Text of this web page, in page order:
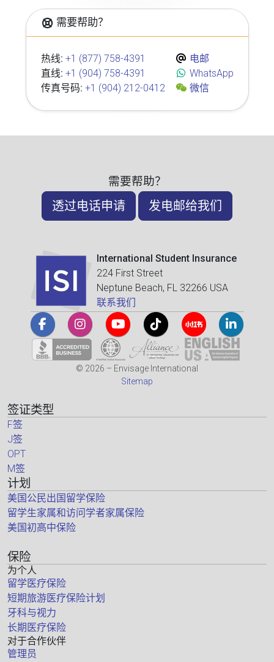
需要帮助？
热线: +1 (877) 758-4391
直线: +1 (904) 758-4391
传真号码: +1 (904) 212-0412
电邮
WhatsApp
微信
需要帮助？
透过电话申请 发电邮给我们
International Student Insurance
224 First Street
Neptune Beach, FL 32266 USA
联系我们
© 2026 – Envisage International
Sitemap
签证类型
F签
J签
OPT
M签
计划
美国公民出国留学保险
留学生家属和访问学者家属保险
美国初高中保险
保险
为个人
留学医疗保险
短期旅游医疗保险计划
牙科与视力
长期医疗保险
对于合作伙伴
管理员